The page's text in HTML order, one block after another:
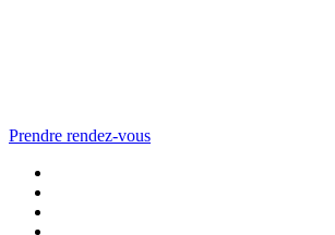
Prendre rendez-vous